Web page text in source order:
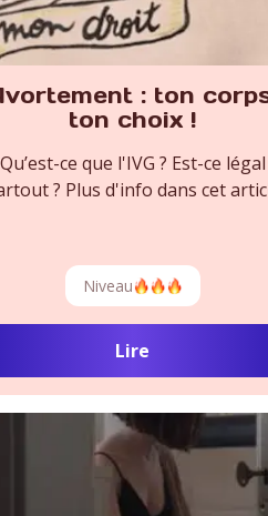
: ton
ton choix !
Qu’est-ce que l'IVG ? Est-ce légal
? Plus d'info dans cet
Niveau
Lire